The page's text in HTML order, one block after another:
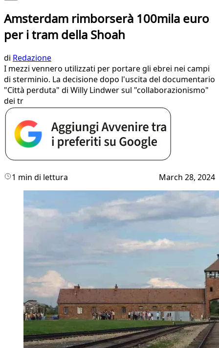
Amsterdam rimborserà 100mila euro
per i tram della Shoah
di Redazione
I mezzi vennero utilizzati per portare gli ebrei nei campi
di sterminio. La decisione dopo l'uscita del documentario
"Città perduta" di Willy Lindwer sul "collaborazionismo"
dei tr
1 min di lettura March 28, 2024